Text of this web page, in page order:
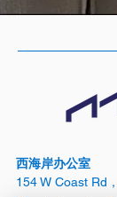
西海岸办公室
154 W Coast Rd